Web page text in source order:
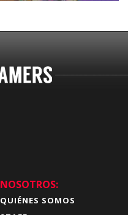
NOSOTROS:
QUIÉNES SOMOS